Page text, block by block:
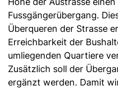
Fussgängerübergang.
Überqueren der Strasse
Erreichbarkeit der
umliegenden Quartiere
Zusätzlich soll der
ergänzt werden. Damit